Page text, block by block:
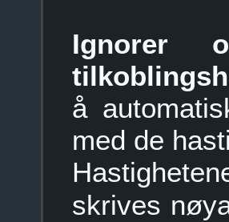
Ignorer
å
med de
skrives